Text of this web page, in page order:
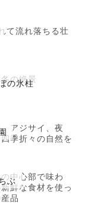
て流れ落ちる壮
の氷柱
の絶景
アジサイ、夜
季折々の自然を
ぶ
中心部で味わ
鮮な食材を使っ
品